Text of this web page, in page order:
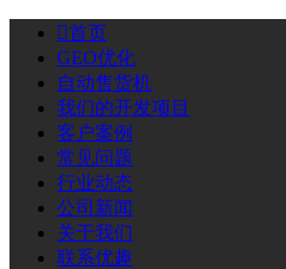
首页
GEO优化
自动售货机
我们的开发项目
客户案例
常见问题
行业动态
公司新闻
关于我们
联系优趣